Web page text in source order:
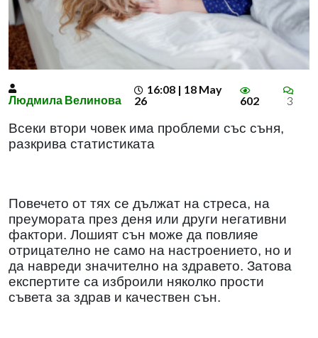
Людмила Велинова
16:08 | 18 May
26
602 3
Всеки втори човек има проблеми със съня,
разкрива статистиката
Повечето от тях се дължат на стреса, на
преумората през деня или други негативни
фактори. Лошият сън може да повлияе
отрицателно не само на настроението, но и
да навреди значително на здравето. Затова
експертите са изброили няколко прости
съвета за здрав и качествен сън.